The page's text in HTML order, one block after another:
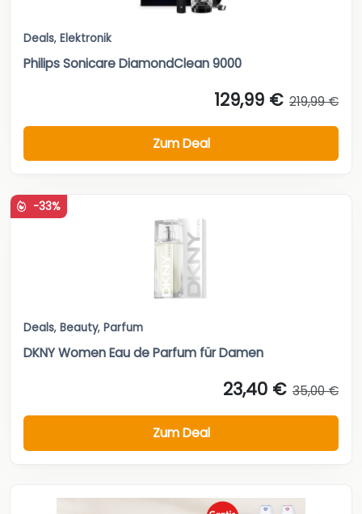
Deals, Elektronik
Philips Sonicare DiamondClean 9000
129,99 € 219,99 €
Zum Deal
-33%
Deals, Beauty, Parfum
DKNY Women Eau de Parfum für Damen
23,40 € 35,00 €
Zum Deal